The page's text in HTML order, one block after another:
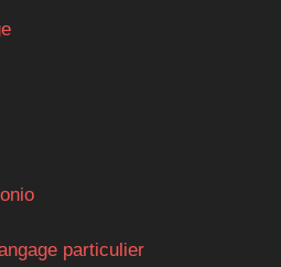
particulier